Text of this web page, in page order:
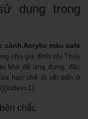
dụng trong
cánh Acrylic màu cafe
cho gia đình chị Thủy
khá dễ ứng dụng, đặc
hạn chế lộ vết bẩn ở
chắc